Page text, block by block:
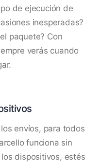
de ejecución de
inesperadas?
paquete? Con
verás cuando
envíos, para todos
funciona sin
dispositivos, estés